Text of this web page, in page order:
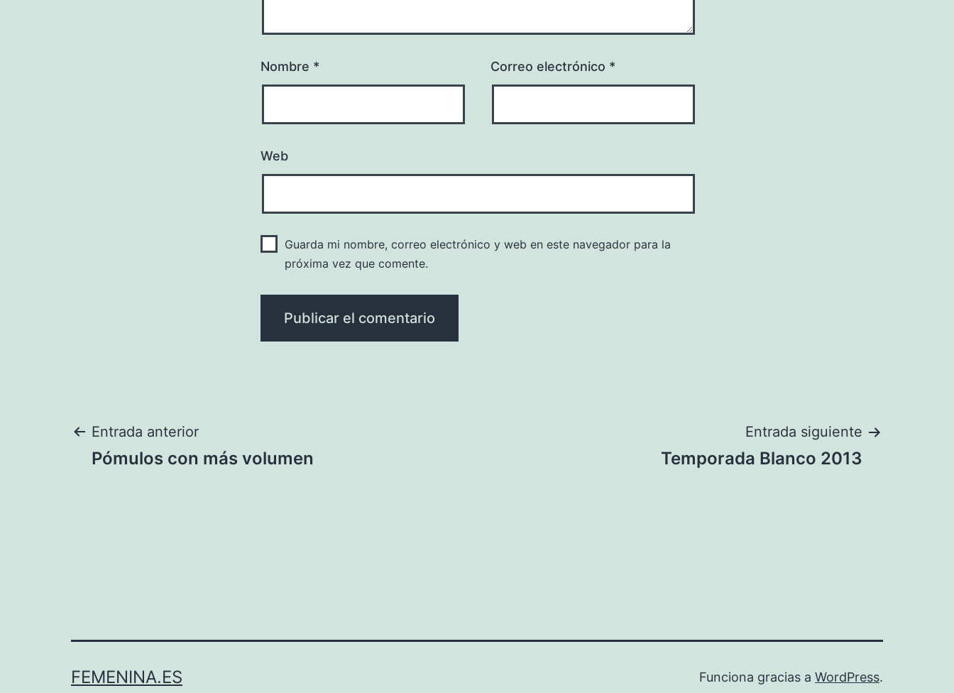
Nombre * Correo electrónico *
Web
Guarda mi nombre, correo electrónico y web en este navegador para la
próxima vez que comente.
Navegación
Entrada anterior
Pómulos con más volumen
Entrada siguiente
Temporada Blanco 2013
FEMENINA.ES Funciona gracias a WordPress.